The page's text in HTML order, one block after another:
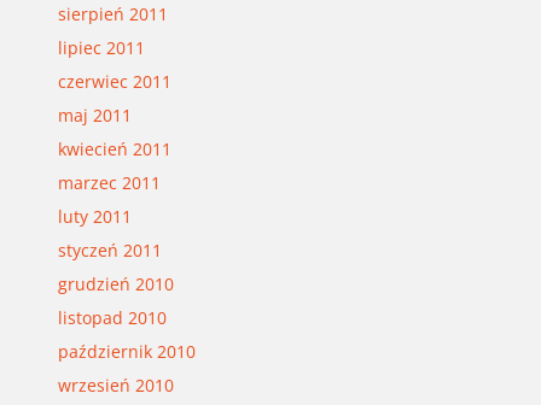
sierpień 2011
lipiec 2011
czerwiec 2011
maj 2011
kwiecień 2011
marzec 2011
luty 2011
styczeń 2011
grudzień 2010
listopad 2010
październik 2010
wrzesień 2010